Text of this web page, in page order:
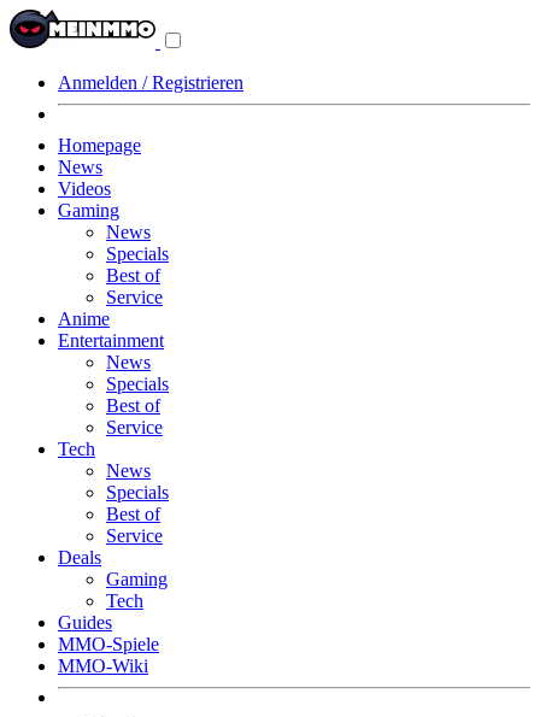
Anmelden / Registrieren
Homepage
News
Videos
Gaming
News
Specials
Best of
Service
Anime
Entertainment
News
Specials
Best of
Service
Tech
News
Specials
Best of
Service
Deals
Gaming
Tech
Guides
MMO-Spiele
MMO-Wiki